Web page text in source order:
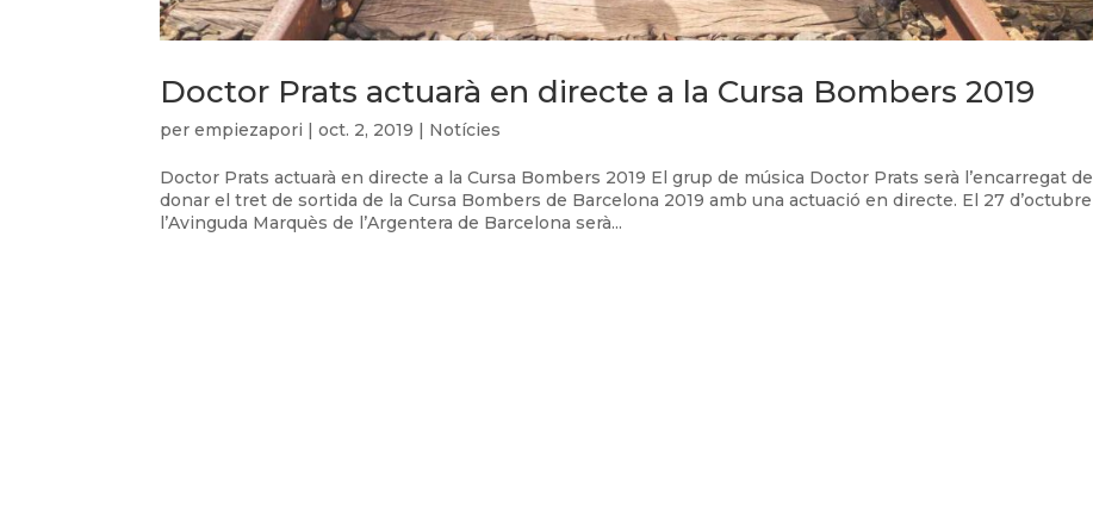
Doctor Prats actuarà en directe a la Cursa Bombers 2019
perempiezapori |oct. 2, 2019 | Notícies
Doctor Prats actuarà en directe a la Cursa Bombers 2019 El grup de música Doctor Prats serà l’encarregat de
donar el tret de sortida de la Cursa Bombers de Barcelona 2019 amb una actuació en directe. El 27 d’octubre
l’Avinguda Marquès de l’Argentera de Barcelona serà...